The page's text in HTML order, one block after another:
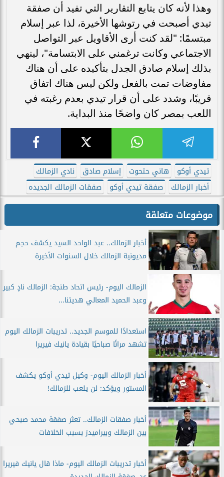
وهذا لأنه كان يتابع التقارير التي تفيد أن صفقة
تيدي أصبحت في رتوشها الأخيرة، لذا عبر إسلام
مبتسمًا: "لقد كنت أرى الأقاويل عبر التواصل
الاجتماعي وكانت ترغمني على الابتسامة"، لينهي
بذلك إسلام صادق الجدل بتأكيده على أن هناك
مفاوضات تمت بالفعل ولكن ليس هناك اتفاق
قريبًا، وشدد على أن قرار تيدي بعدم رغبته في
اللعب بمصر كان واضحًا منذ البداية.
تيدي أوكو هاني حتحوت إسلام صادق
نادي الزمالك
أخبار الزمالك
صفقة تيدي أوكو صفقات الزمالك الجديده
موضوعات متعلقة
أخبار الزمالك.. عبد الواحد السيد يكشف حجم
مديونية الزمالك خلال السنوات الأخيرة
الزمالك اليوم- رئيس اتحاد طنجة: الزمالك نادٍ كبير
وعبد الحميد المعالي هديتنا...
استعدادًا للموسم الجديد.. تدريبات الزمالك اليوم
تشهد مرانًا صباحيًا بقيادة يانيك فيريرا
أخبار الزمالك اليوم- وكيل تيدي أوكو يكشف
المستور ويؤكد: لن يلعب للزمالك!
أخبار صفقات الزمالك.. تعثر صفقة محمد صبحي
بين الزمالك وبيراميدز بسبب الخلافات
أخبار تدريبات الزمالك اليوم- ماذا قال يانيك فيريرا